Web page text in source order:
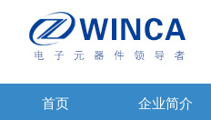
首页 企业简介